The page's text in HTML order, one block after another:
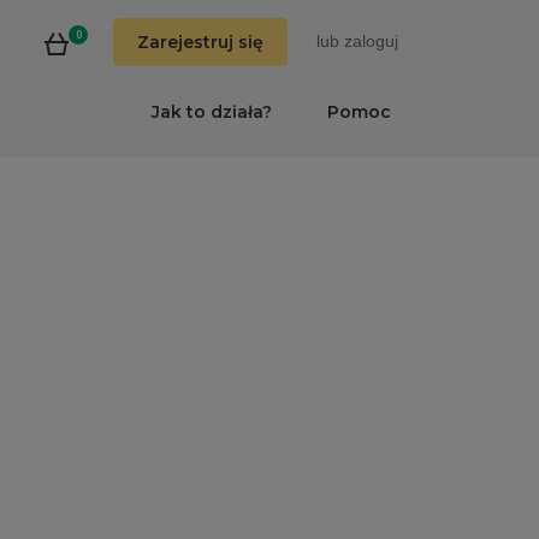
0 Zarejestruj się lub zaloguj
Pomoc
Jak to działa?